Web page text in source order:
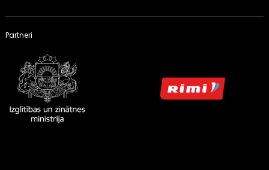
Partneri